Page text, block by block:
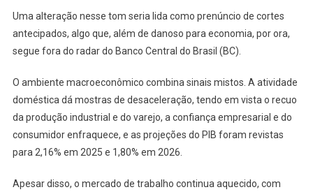
Uma alteração nesse tom seria lida como prenúncio de cortes
antecipados, algo que, além de danoso para economia, por ora,
segue fora do radar do Banco Central do Brasil (BC).
O ambiente macroeconômico combina sinais mistos. A atividade
doméstica dá mostras de desaceleração, tendo em vista o recuo
da produção industrial e do varejo, a confiança empresarial e do
consumidor enfraquece, e as projeções do PIB foram revistas
para 2,16% em 2025 e 1,80% em 2026.
Apesar disso, o mercado de trabalho continua aquecido, com